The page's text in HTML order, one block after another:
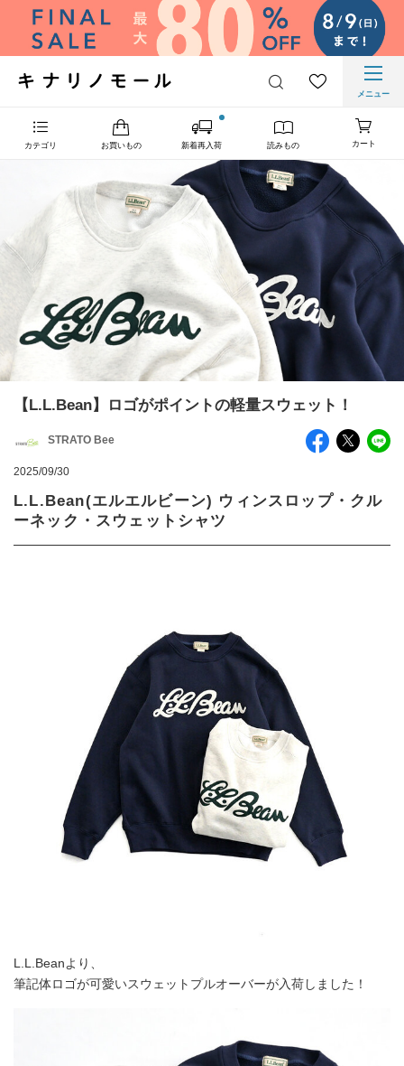
メニュー
カテゴリ お買いもの 新着再入荷 読みもの カート
【L.L.Bean】ロゴがポイントの軽量スウェット！
STRATO Bee
2025/09/30
L.L.Bean(エルエルビーン) ウィンスロップ・クル
ーネック・スウェットシャツ
L.L.Beanより、
筆記体ロゴが可愛いスウェットプルオーバーが入荷しました！